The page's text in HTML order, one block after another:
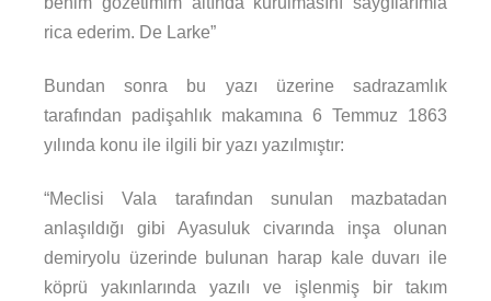
rica ederim. De Larke”
Bundan sonra bu yazı üzerine sadrazamlık
tarafından padişahlık makamına 6 Temmuz 1863
yılında konu ile ilgili bir yazı yazılmıştır:
“Meclisi Vala tarafından sunulan mazbatadan
anlaşıldığı gibi Ayasuluk civarında inşa olunan
demiryolu üzerinde bulunan harap kale duvarı ile
köprü yakınlarında yazılı ve işlenmiş bir takım